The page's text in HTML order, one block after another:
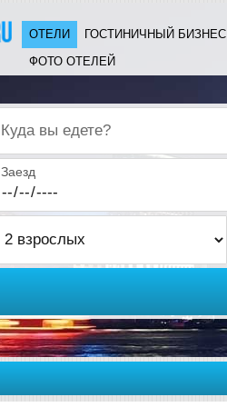
ОТЕЛИ ГОСТИНИЧНЫЙ БИЗНЕС
ФОТО ОТЕЛЕЙ
Куда вы едете?
Заезд